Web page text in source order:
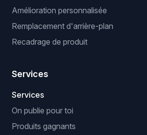
Amélioration personnalisée
Remplacement d'arrière-plan
Recadrage de produit
Services
Services
On publie pour toi
Produits gagnants